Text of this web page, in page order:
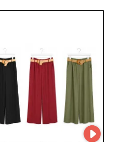
mayorista de moda
un mercado
de alta calidad
su clientela.
de la venta al
para hacer